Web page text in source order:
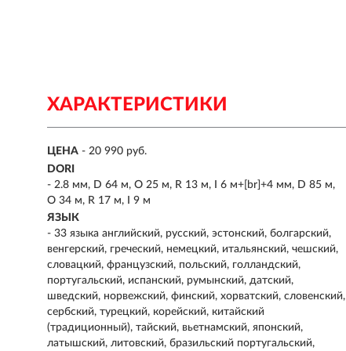
ХАРАКТЕРИСТИКИ
ЦЕНА - 20 990 руб.
DORI
- 2.8 мм, D 64 м, O 25 м, R 13 м, I 6 м+[br]+4 мм, D 85 м,
O 34 м, R 17 м, I 9 м
ЯЗЫК
- 33 языка английский, русский, эстонский, болгарский,
венгерский, греческий, немецкий, итальянский, чешский,
словацкий, французский, польский, голландский,
португальский, испанский, румынский, датский,
шведский, норвежский, финский, хорватский, словенский,
сербский, турецкий, корейский, китайский
(традиционный), тайский, вьетнамский, японский,
латышский, литовский, бразильский португальский,